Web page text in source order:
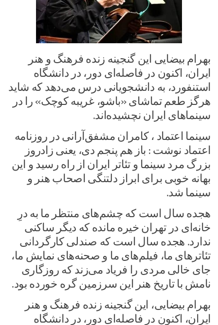
بهرام بیضایی این گنجینه زنده فرهنگ و هنر
ایران، اکنون در فاصله‌ای دور، در دانشگاه
استنفورد، به دانشجویانی درس می‌دهد که شاید
هرگز طعم تماشای «باشو، غریبه کوچک» را در
سینماهای ایران نچشیده‌اند.
سینما اعتماد ، کامران مشفق‌آرانی در روزنامه
اعتماد نوشت : باز هم پنجم دی، یعنی زادروز
بزرگ‌ مرد سینما و تئاتر ایران از راه رسید و این
بهانه خوبی برای ابراز دلتنگی اصحاب هنر و
سینما شد.
هجده سال است که چشم‌های منتظر ما به درِ
خانه‌ای در تهران خیره مانده که دیگر ساکنی
ندارد. هجده سال است که صندلی کارگردانی
تئاترهای ما، فیلم‌های ما و صحنه‌های نمایش ما،
جای خالی مردی را فریاد می‌زند که روزگاری
نامش با تاریخ هنر این سرزمین گره خورده بود.
بهرام بیضایی، این گنجینه زنده فرهنگ و هنر
ایران، اکنون در فاصله‌ای دور، در دانشگاه